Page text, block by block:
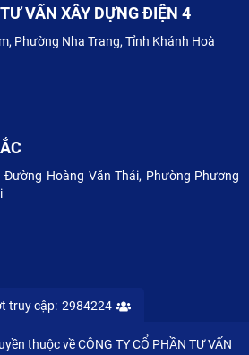
VẤN XÂY DỰNG ĐIỆN 4
Phường Nha Trang, Tỉnh Khánh Hoà
Đường Hoàng Văn Thái, Phường Phương
truy cập: 2984224
thuộc về CÔNG TY CỔ PHẦN TƯ VẤN